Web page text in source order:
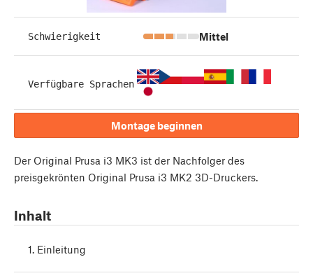
Schwierigkeit Mittel
Verfügbare Sprachen
Montage beginnen
Der Original Prusa i3 MK3 ist der Nachfolger des
preisgekrönten Original Prusa i3 MK2 3D-Druckers.
Inhalt
1. Einleitung